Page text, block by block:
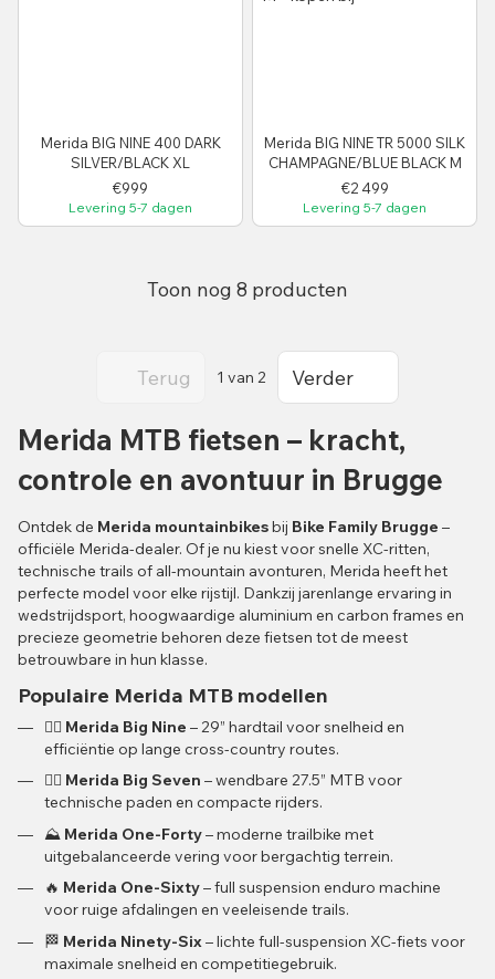
Merida BIG NINE 400 DARK
SILVER/BLACK XL
€999
Levering 5-7 dagen
Merida BIG NINE TR 5000 SILK
CHAMPAGNE/BLUE BLACK M
€2 499
Levering 5-7 dagen
Toon nog 8 producten
Terug 1 van 2 Verder
Merida MTB fietsen – kracht,
controle en avontuur in Brugge
Ontdek de Merida mountainbikesbij Bike Family Brugge –
officiële Merida-dealer. Of je nu kiest voor snelle XC-ritten,
technische trails of all-mountain avonturen, Merida heeft het
perfecte model voor elke rijstijl. Dankzij jarenlange ervaring in
wedstrijdsport, hoogwaardige aluminium en carbon frames en
precieze geometrie behoren deze fietsen tot de meest
betrouwbare in hun klasse.
Populaire Merida MTB modellen
🚵‍♂️ Merida Big Nine – 29” hardtail voor snelheid en
efficiëntie op lange cross-country routes.
🚵‍♀️ Merida Big Seven – wendbare 27.5” MTB voor
technische paden en compacte rijders.
⛰️ Merida One-Forty– moderne trailbike met
uitgebalanceerde vering voor bergachtig terrein.
🔥 Merida One-Sixty– full suspension enduro machine
voor ruige afdalingen en veeleisende trails.
🏁 Merida Ninety-Six – lichte full-suspension XC-fiets voor
maximale snelheid en competitiegebruik.